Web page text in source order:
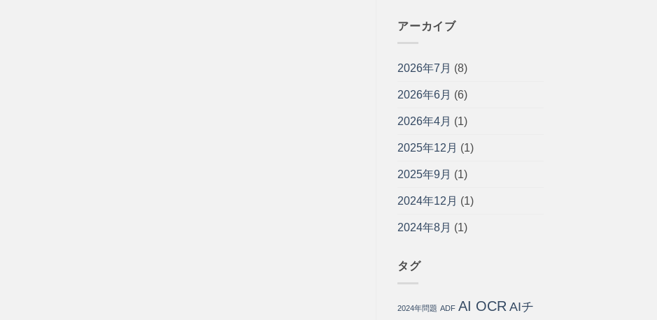
す
法
導
入
テ
プ
の
に
り
添
パ
ト
ー
発
違
メ
ッ
ト・
入
順
開
会
社
は
ッ
ト
ト
入
イ
問
合
せ
75%
コ
アーカイブ
2026年7月 (8)
2026年6月 (6)
2026年4月 (1)
2025年12月 (1)
2025年9月 (1)
2024年12月 (1)
2024年8月 (1)
タグ
2024年問題 ADF AI OCR AIチ